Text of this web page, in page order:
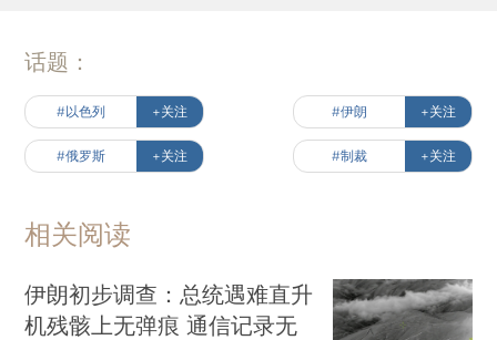
话题：
#以色列 +关注 #伊朗 +关注
#俄罗斯 +关注 #制裁 +关注
相关阅读
伊朗初步调查：总统遇难直升
机残骸上无弹痕 通信记录无